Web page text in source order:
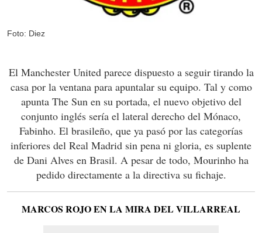
Foto: Diez
El Manchester United parece dispuesto a seguir tirando la
casa por la ventana para apuntalar su equipo. Tal y como
apunta The Sun en su portada, el nuevo objetivo del
conjunto inglés sería el lateral derecho del Mónaco,
Fabinho. El brasileño, que ya pasó por las categorías
inferiores del Real Madrid sin pena ni gloria, es suplente
de Dani Alves en Brasil. A pesar de todo, Mourinho ha
pedido directamente a la directiva su fichaje.
MARCOS ROJO EN LA MIRA DEL VILLARREAL